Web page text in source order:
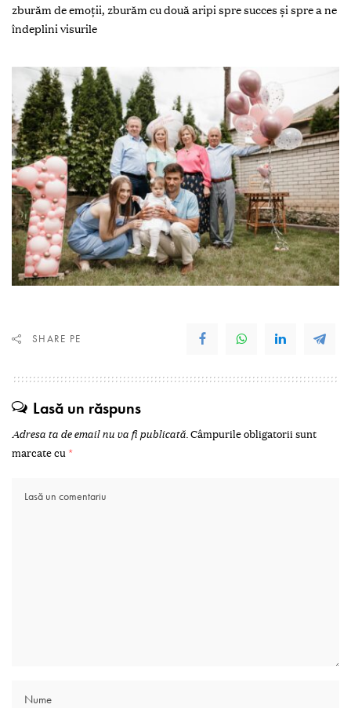
zburăm de emoții, zburăm cu două aripi spre succes și spre a ne
îndeplini visurile
SHARE PE
Lasă un răspuns
Adresa ta de email nu va fi publicată.Câmpurile obligatorii sunt
marcate cu *